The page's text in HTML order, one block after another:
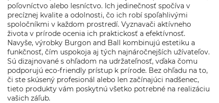
poľovníctvo alebo lesníctvo. Ich jedinečnosť spočíva v
precíznej kvalite a odolnosti, čo ich robí spoľahlivými
spoločníkmi v každom prostredí. Vyznavači aktívneho
života v prírode ocenia ich praktickosť a efektívnosť.
Navyše, výrobky Burgon and Ball kombinujú estetiku a
funkčnosť, čím uspokoja aj tých najnáročnejších užívateľov.
Sú dizajnované s ohľadom na udržateľnosť, vďaka čomu
podporujú eco-friendly prístup k prírode. Bez ohľadu na to,
či ste skúsený profesionál alebo len začínajúci nadšenec,
tieto produkty vám poskytnú všetko potrebné na realizáciu
vašich záľub.